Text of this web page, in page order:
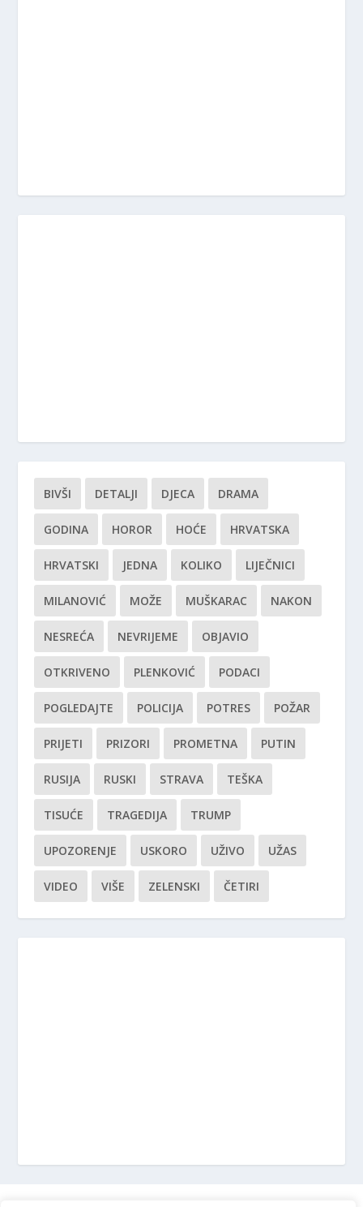
BIVŠI DETALJI DJECA DRAMA
GODINA HOROR HOĆE HRVATSKA
HRVATSKI JEDNA KOLIKO LIJEČNICI
MILANOVIĆ MOŽE MUŠKARAC NAKON
NESREĆA NEVRIJEME OBJAVIO
OTKRIVENO PLENKOVIĆ PODACI
POGLEDAJTE POLICIJA POTRES POŽAR
PRIJETI PRIZORI PROMETNA PUTIN
RUSIJA RUSKI STRAVA TEŠKA
TISUĆE TRAGEDIJA TRUMP
UPOZORENJE USKORO UŽIVO UŽAS
VIDEO VIŠE ZELENSKI ČETIRI